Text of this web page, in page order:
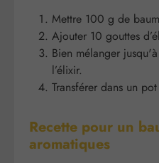
Mettre 100 g de
Ajouter 10 gouttes
Bien mélanger
l’élixir.
Transférer dans un
Recette pour un
aromatiques